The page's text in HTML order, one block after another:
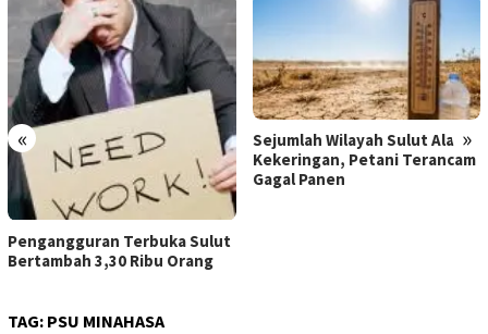
« »
Pengangguran Terbuka Sulut
Bertambah 3,30 Ribu Orang
Sejumlah Wilayah Sulut Alami
Kekeringan, Petani Terancam
Gagal Panen
TAG: PSU MINAHASA